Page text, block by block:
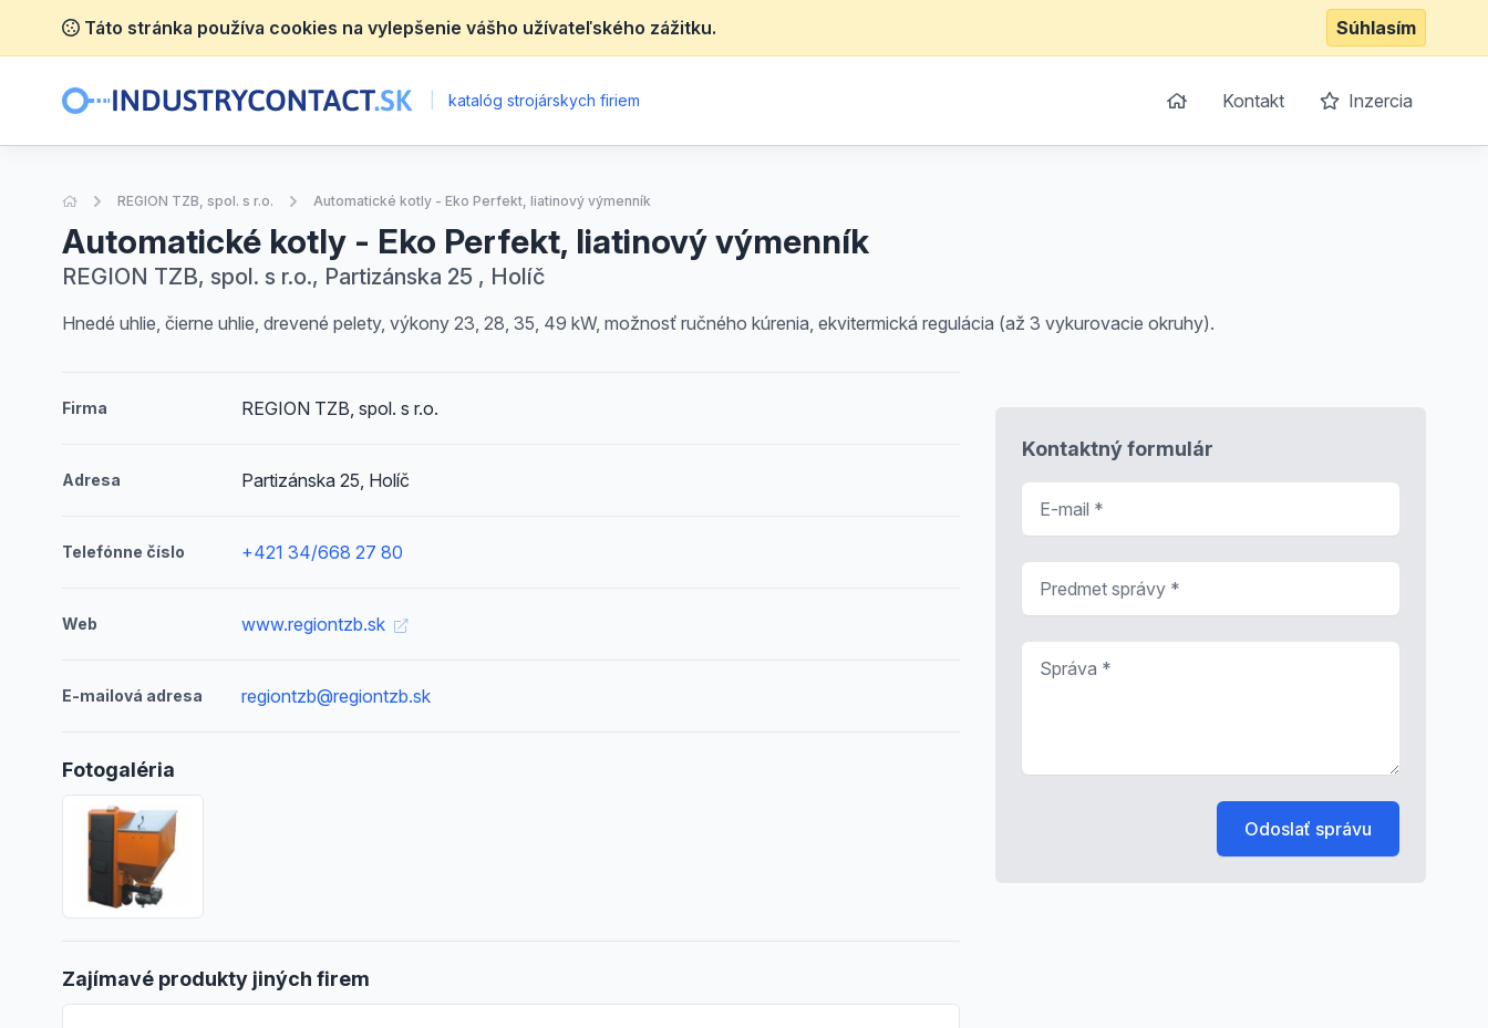
Táto stránka používa cookies na vylepšenie vášho užívateľského zážitku. Súhlasím
katalóg strojárskych firiem Kontakt Inzercia
Úvodná stránka
REGION TZB, spol. s r.o. Automatické kotly - Eko Perfekt, liatinový výmenník
Automatické kotly - Eko Perfekt, liatinový výmenník
REGION TZB, spol. s r.o., Partizánska 25 , Holíč
Hnedé uhlie, čierne uhlie, drevené pelety, výkony 23, 28, 35, 49 kW, možnosť ručného kúrenia, ekvitermická regulácia (až 3 vykurovacie okruhy).
Firma REGION TZB, spol. s r.o.
Adresa Partizánska 25, Holíč
Telefónne číslo +421 34/668 27 80
Web www.regiontzb.sk
E-mailová adresa regiontzb@regiontzb.sk
Fotogaléria
Zajímavé produkty jiných firem
Kontaktný formulár
Odoslať správu